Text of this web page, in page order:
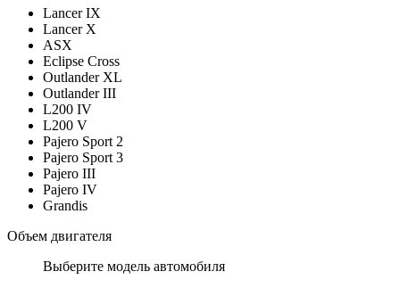
Lancer IX
Lancer X
ASX
Eclipse Cross
Outlander XL
Outlander III
L200 IV
L200 V
Pajero Sport 2
Pajero Sport 3
Pajero III
Pajero IV
Grandis
Объем двигателя
Выберите модель автомобиля